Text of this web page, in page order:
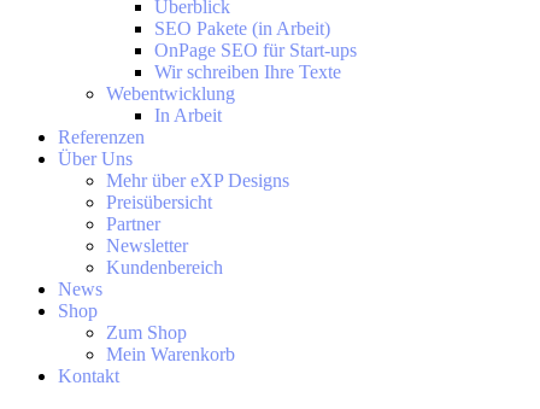
Überblick
SEO Pakete (in Arbeit)
OnPage SEO für Start-ups
Wir schreiben Ihre Texte
Webentwicklung
In Arbeit
Referenzen
Über Uns
Mehr über eXP Designs
Preisübersicht
Partner
Newsletter
Kundenbereich
News
Shop
Zum Shop
Mein Warenkorb
Kontakt